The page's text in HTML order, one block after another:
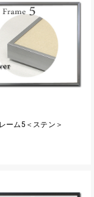
ーム5＜ステン＞